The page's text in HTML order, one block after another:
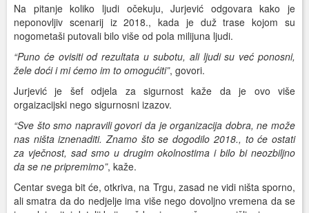
Na pitanje koliko ljudi očekuju, Jurjević odgovara kako je
neponovljiv scenarij iz 2018., kada je duž trase kojom su
nogometaši putovali bilo više od pola milijuna ljudi.
“Puno će ovisiti od rezultata u subotu, ali ljudi su već ponosni,
žele doći i mi ćemo im to omogućiti”, govori.
Jurjević je šef odjela za sigurnost kaže da je ovo više
orgaizacijski nego sigurnosni izazov.
“Sve što smo napravili govori da je organizacija dobra, ne može
nas ništa iznenaditi. Znamo što se dogodilo 2018., to će ostati
za vječnost, sad smo u drugim okolnostima i bilo bi neozbiljno
da se ne pripremimo”, kaže.
Centar svega bit će, otkriva, na Trgu, zasad ne vidi ništa sporno,
ali smatra da do nedjelje ima više nego dovoljno vremena da se